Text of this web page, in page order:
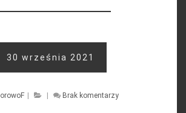
30 września 2021
Brak komentarzy